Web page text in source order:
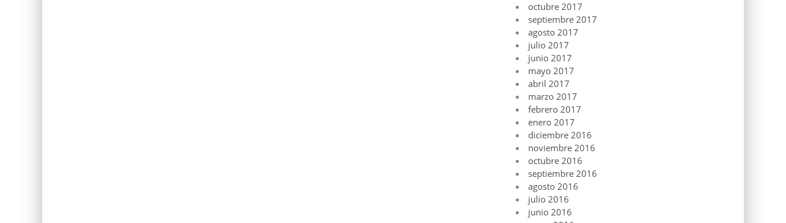
octubre 2017
septiembre 2017
agosto 2017
julio 2017
junio 2017
mayo 2017
abril 2017
marzo 2017
febrero 2017
enero 2017
diciembre 2016
noviembre 2016
octubre 2016
septiembre 2016
agosto 2016
julio 2016
junio 2016